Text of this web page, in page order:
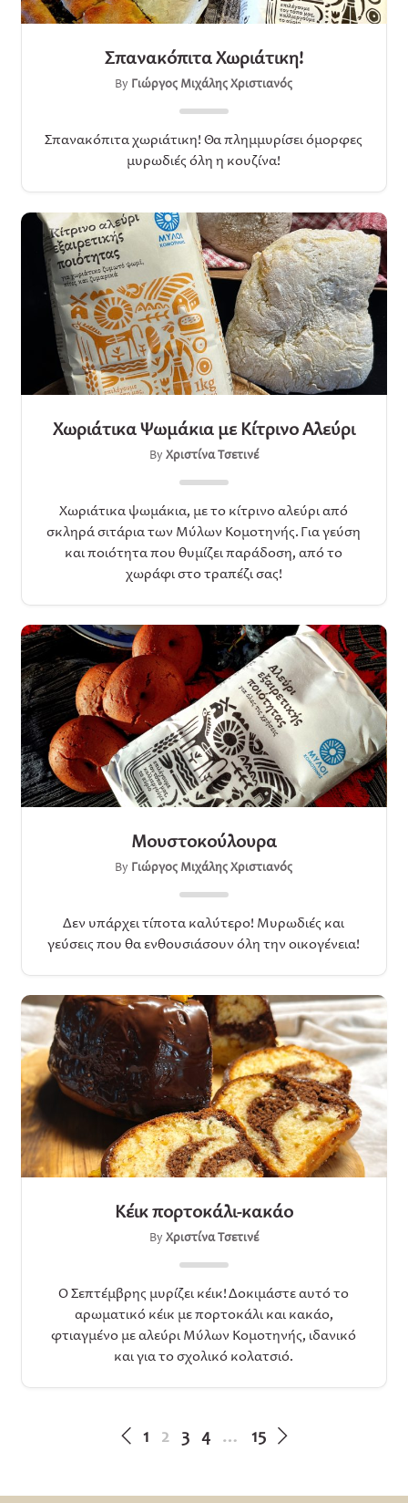
Σπανακόπιτα Χωριάτικη!
By Γιώργος Μιχάλης Χριστιανός
Σπανακόπιτα χωριάτικη! Θα πλημμυρίσει όμορφες
μυρωδιές όλη η κουζίνα!
Χωριάτικα Ψωμάκια με Κίτρινο Αλεύρι
By Χριστίνα Τσετινέ
Xωριάτικα ψωμάκια, με το κίτρινο αλεύρι από
σκληρά σιτάρια των Μύλων Κομοτηνής. Για γεύση
και ποιότητα που θυμίζει παράδοση, από το
χωράφι στο τραπέζι σας!
Μουστοκούλουρα
By Γιώργος Μιχάλης Χριστιανός
Δεν υπάρχει τίποτα καλύτερο! Μυρωδιές και
γεύσεις που θα ενθουσιάσουν όλη την οικογένεια!
Κέικ πορτοκάλι-κακάο
By Χριστίνα Τσετινέ
Ο Σεπτέμβρης μυρίζει κέικ! Δοκιμάστε αυτό το
αρωματικό κέικ με πορτοκάλι και κακάο,
φτιαγμένο με αλεύρι Μύλων Κομοτηνής, ιδανικό
και για το σχολικό κολατσιό.
1 2 3 4 … 15